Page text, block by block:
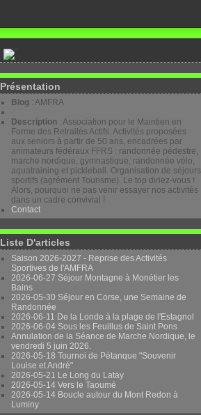
Présentation
Blog : AMFRA
Description : Association pour le Maintien en
Forme des Retraités Actifs. Activités proposées
aux seniors à partir de 50 ans, encadrées par
animateurs fédéraux FFRS : randonnée pédestre,
marche nordique, gymnastique, randonnée vélo,
aquatraining et pickleball. Organisation de séjours
sportifs (agrément Tourisme). Le top diriez-vous !
Alors, pourquoi ne pas venir essayer nos activités
dans un cadre convivial !
Contact
Liste D'articles
Saison 2026-2027 - Reprise des Activités
Sportives de l'AMFRA
2026-06-27 Séjour Montagne à Monétier les
Bains
2026-05-30 Séjour en Corse, une Semaine de
Randonnée
2026-06-11 De la Londe à la plage de l'Estagnol
2026-06-04 Sous les Feuillus de Saint Pons
Annulation de la Séance de Marche Nordique, le
vendredi 5 juin 2026.
2026-05-18 Tournoi de Pétanque "Souvenir
Louise et André"
2026-05-21 Le Long du Latay
2026-05-14 Vers le Taoumé
2026-05-14 Boucle autour du Mont Redon à
Luminy